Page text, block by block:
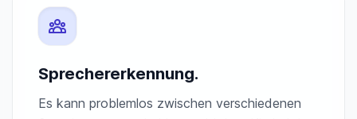
Sprechererkennung.
Es kann problemlos zwischen verschiedenen